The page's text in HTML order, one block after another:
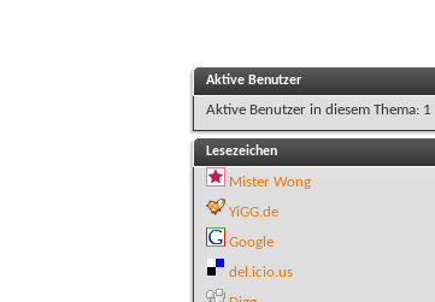
Aktive Benutzer
Aktive Benutzer in diesem Thema: 1
Lesezeichen
Mister Wong
YiGG.de
Google
del.icio.us